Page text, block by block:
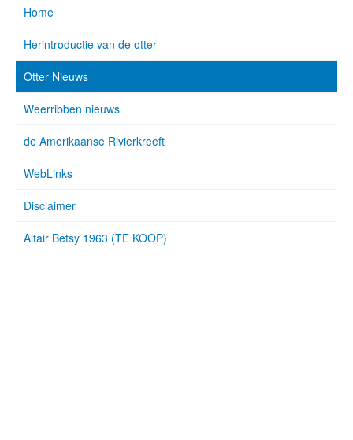
Home
Herintroductie van de otter
Otter Nieuws
Weerribben nieuws
de Amerikaanse Rivierkreeft
WebLinks
Disclaimer
Altair Betsy 1963 (TE KOOP)